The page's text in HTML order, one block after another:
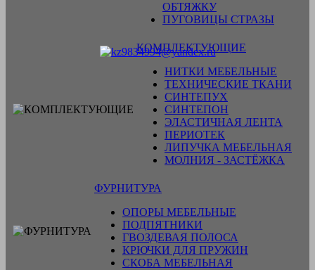
ОБТЯЖКУ
ПУГОВИЦЫ СТРАЗЫ
КОМПЛЕКТУЮЩИЕ
НИТКИ МЕБЕЛЬНЫЕ
ТЕХНИЧЕСКИЕ ТКАНИ
СИНТЕПУХ
СИНТЕПОН
ЭЛАСТИЧНАЯ ЛЕНТА
ПЕРИОТЕК
ЛИПУЧКА МЕБЕЛЬНАЯ
МОЛНИЯ - ЗАСТЁЖКА
ФУРНИТУРА
ОПОРЫ МЕБЕЛЬНЫЕ
ПОДПЯТНИКИ
ГВОЗДЕВАЯ ПОЛОСА
КРЮЧКИ ДЛЯ ПРУЖИН
СКОБА МЕБЕЛЬНАЯ